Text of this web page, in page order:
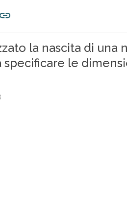
la nascita di una
specificare le